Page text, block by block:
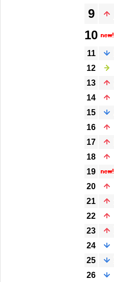
9
10
11
12
13
14
15
16
17
18
19
20
21
22
23
24
25
26